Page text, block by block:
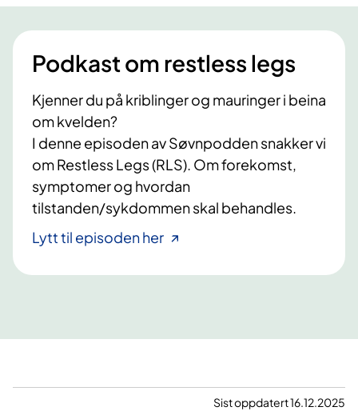
Podkast om restless legs
Kjenner du på kriblinger og mauringer i beina
om kvelden?
I denne episoden av Søvnpodden snakker vi
om Restless Legs (RLS). Om forekomst,
symptomer og hvordan
tilstanden/sykdommen skal behandles.
Lytt til episoden her
Sist oppdatert 16.12.2025